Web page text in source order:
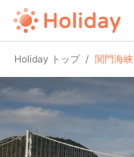
Holiday トップ 関門海峡